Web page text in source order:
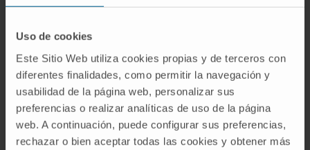
Uso de cookies
Este Sitio Web utiliza cookies propias y de terceros con
diferentes finalidades, como permitir la navegación y
usabilidad de la página web, personalizar sus
preferencias o realizar analíticas de uso de la página
web. A continuación, puede configurar sus preferencias,
rechazar o bien aceptar todas las cookies y obtener más
¿Por qué en la Clínica?